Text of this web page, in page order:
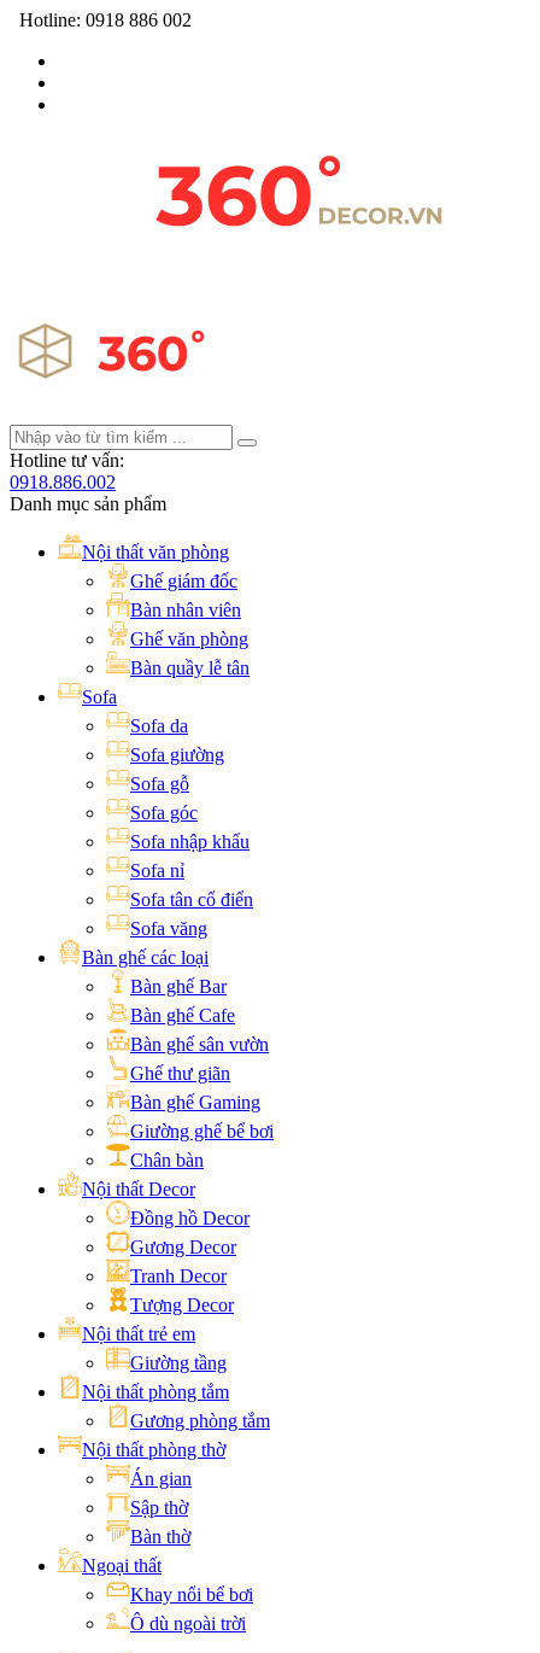
Hotline: 0918 886 002
Hotline tư vấn:
0918.886.002
Danh mục sản phẩm
Nội thất văn phòng
Ghế giám đốc
Bàn nhân viên
Ghế văn phòng
Bàn quầy lễ tân
Sofa
Sofa da
Sofa giường
Sofa gỗ
Sofa góc
Sofa nhập khẩu
Sofa nỉ
Sofa tân cổ điển
Sofa văng
Bàn ghế các loại
Bàn ghế Bar
Bàn ghế Cafe
Bàn ghế sân vườn
Ghế thư giãn
Bàn ghế Gaming
Giường ghế bể bơi
Chân bàn
Nội thất Decor
Đồng hồ Decor
Gương Decor
Tranh Decor
Tượng Decor
Nội thất trẻ em
Giường tầng
Nội thất phòng tắm
Gương phòng tắm
Nội thất phòng thờ
Án gian
Sập thờ
Bàn thờ
Ngoại thất
Khay nổi bể bơi
Ô dù ngoài trời